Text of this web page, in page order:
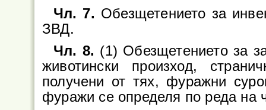
Чл. 7. Обезщетението за
ЗВД.
Чл. 8. (1) Обезщетението за
животински произход,
получени от тях, фуражни
фуражи се определя по реда на